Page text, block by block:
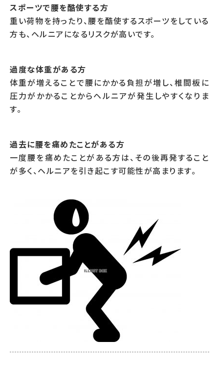
スポーツで腰を酷使する方
重い荷物を持ったり、腰を酷使するスポーツをしている
方も、ヘルニアになるリスクが高いです。
過度な体重がある方
体重が増えることで腰にかかる負担が増し、椎間板に
圧力がかかることからヘルニアが発生しやすくなりま
す。
過去に腰を痛めたことがある方
一度腰を痛めたことがある方は、その後再発すること
が多く、ヘルニアを引き起こす可能性が高まります。